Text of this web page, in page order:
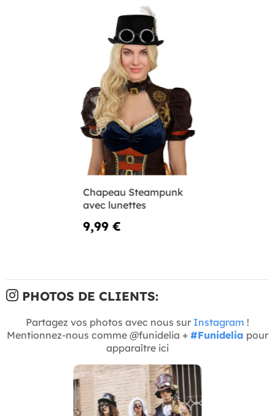
Chapeau Steampunk
avec lunettes
9,99 €
PHOTOS DE CLIENTS:
Partagez vos photos avec nous sur Instagram !
Mentionnez-nous comme @funidelia + #Funidelia pour
apparaître ici